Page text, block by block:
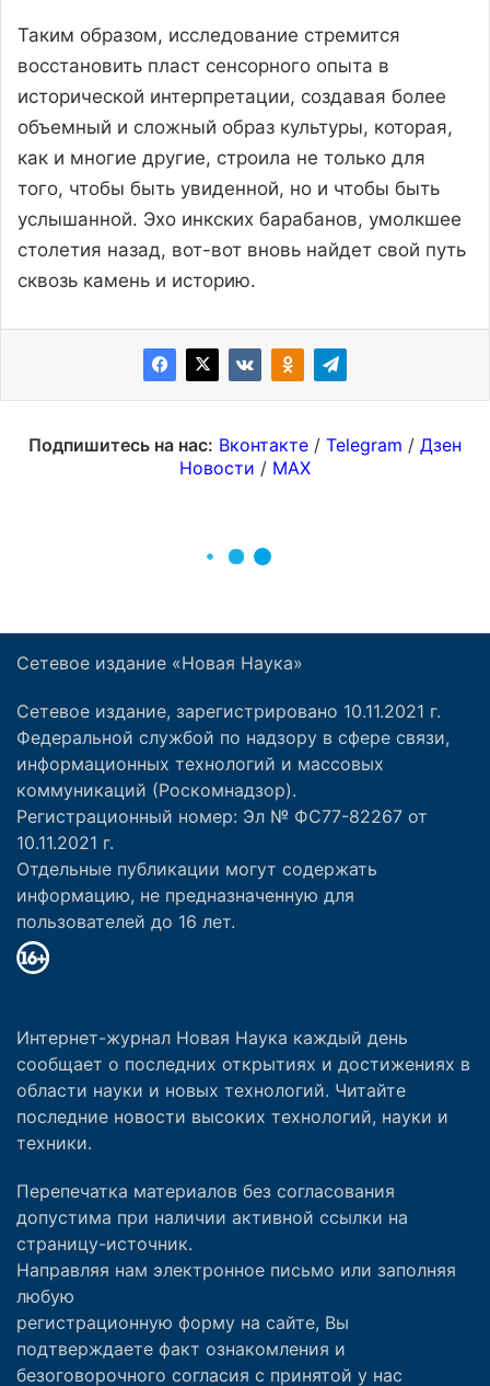
Сетевое издание «Новая Наука»
Сетевое издание, зарегистрировано 10.11.2021 г.
Федеральной службой по надзору в сфере связи,
информационных технологий и массовых
коммуникаций (Роскомнадзор).
Регистрационный номер: Эл № ФС77-82267 от
10.11.2021 г.
Отдельные публикации могут содержать
информацию, не предназначенную для
пользователей до 16 лет.
Интернет-журнал Новая Наука каждый день
сообщает о последних открытиях и достижениях в
области науки и новых технологий. Читайте
последние новости высоких технологий, науки и
техники.
Перепечатка материалов без согласования
допустима при наличии активной ссылки на
страницу-источник.
Направляя нам электронное письмо или заполняя
любую
регистрационную форму на сайте, Вы
подтверждаете факт ознакомления и
безоговорочного согласия с принятой у нас